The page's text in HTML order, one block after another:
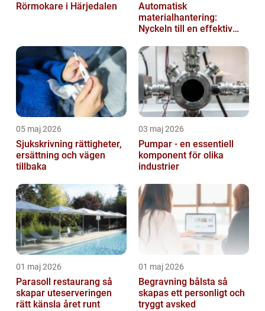
Rörmokare i Härjedalen
Automatisk
materialhantering:
Nyckeln till en effektiv
05 maj 2026
Sjukskrivning rättigheter,
ersättning och vägen
tillbaka
03 maj 2026
Pumpar - en essentiell
komponent för olika
industrier
01 maj 2026
Parasoll restaurang så
skapar uteserveringen
rätt känsla året runt
01 maj 2026
Begravning bålsta så
skapas ett personligt och
tryggt avsked